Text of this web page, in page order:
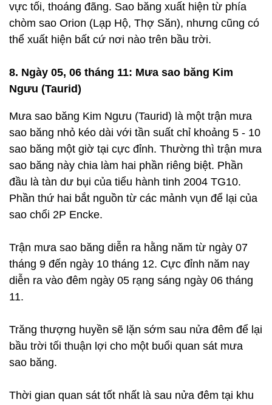
vực tối, thoáng đãng. Sao băng xuất hiện từ phía
chòm sao Orion (Lạp Hộ, Thợ Săn), nhưng cũng có
thể xuất hiện bất cứ nơi nào trên bầu trời.
8. Ngày 05, 06 tháng 11: Mưa sao băng Kim
Ngưu (Taurid)
Mưa sao băng Kim Ngưu (Taurid) là một trận mưa
sao băng nhỏ kéo dài với tần suất chỉ khoảng 5 - 10
sao băng một giờ tại cực đỉnh. Thường thì trận mưa
sao băng này chia làm hai phần riêng biệt. Phần
đầu là tàn dư bụi của tiểu hành tinh 2004 TG10.
Phần thứ hai bắt nguồn từ các mảnh vụn để lại của
sao chổi 2P Encke.
Trận mưa sao băng diễn ra hằng năm từ ngày 07
tháng 9 đến ngày 10 tháng 12. Cực đỉnh năm nay
diễn ra vào đêm ngày 05 rạng sáng ngày 06 tháng
11.
Trăng thượng huyền sẽ lặn sớm sau nửa đêm để lại
bầu trời tối thuận lợi cho một buổi quan sát mưa
sao băng.
Thời gian quan sát tốt nhất là sau nửa đêm tại khu